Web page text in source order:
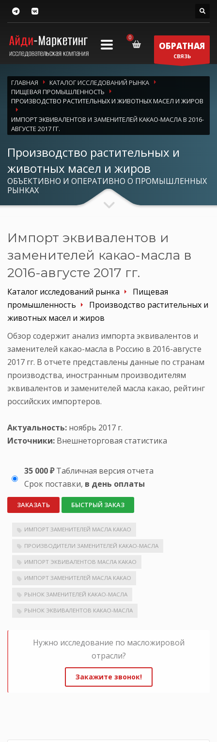
ОБРАТНАЯ
СВЯЗЬ
ГЛАВНАЯ
КАТАЛОГ ИССЛЕДОВАНИЙ РЫНКА
ПИЩЕВАЯ ПРОМЫШЛЕННОСТЬ
ПРОИЗВОДСТВО РАСТИТЕЛЬНЫХ И ЖИВОТНЫХ МАСЕЛ И ЖИРОВ
ИМПОРТ ЭКВИВАЛЕНТОВ И ЗАМЕНИТЕЛЕЙ КАКАО-МАСЛА В 2016-
АВГУСТЕ 2017 ГГ.
Производство растительных и
животных масел и жиров
ОБЪЕКТИВНО И ОПЕРАТИВНО О ПРОМЫШЛЕННЫХ
РЫНКАХ
Импорт эквивалентов и
заменителей какао-масла в
2016-августе 2017 гг.
Каталог исследований рынка
Пищевая
промышленность
Производство растительных и
животных масел и жиров
Обзор содержит анализ импорта эквивалентов и
заменителей какао-масла в Россию в 2016-августе
2017 гг. В отчете представлены данные по странам
производства, иностранным производителям
эквивалентов и заменителей масла какао, рейтинг
российских импортеров.
Актуальность: ноябрь 2017 г.
Источники: Внешнеторговая статистика
35 000 ₽ Табличная версия отчета
Срок поставки, в день оплаты
ЗАКАЗАТЬ БЫСТРЫЙ ЗАКАЗ
ИМПОРТ ЗАМЕНИТЕЛЕЙ МАСЛА КАКАО
ПРОИЗВОДИТЕЛИ ЗАМЕНИТЕЛЕЙ КАКАО-МАСЛА
ИМПОРТ ЭКВИВАЛЕНТОВ МАСЛА КАКАО
ИМПОРТ ЗАМЕНИТЕЛЕЙ МАСЛА КАКАО
РЫНОК ЗАМЕНИТЕЛЕЙ КАКАО-МАСЛА
РЫНОК ЭКВИВАЛЕНТОВ КАКАО-МАСЛА
Нужно исследование по масложировой
отрасли?
Закажите звонок!